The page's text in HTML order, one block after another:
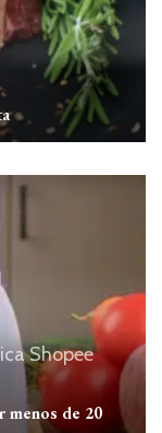
Shopee
menos de 20